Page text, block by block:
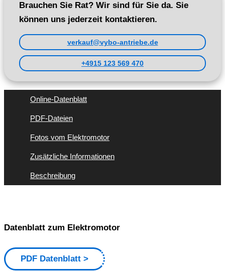
Brauchen Sie Rat? Wir sind für Sie da. Sie
können uns jederzeit kontaktieren.
verkauf@vybo-antriebe.de
+4915 123 569 470
Online-Datenblatt
PDF-Dateien
Fotos vom Elektromotor
Zusätzliche Informationen
Beschreibung
Datenblatt zum Elektromotor
PDF Datenblatt